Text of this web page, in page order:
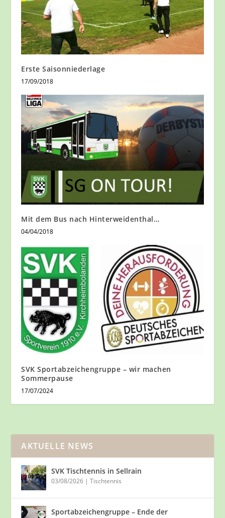
Erste Saisonniederlage
17/09/2018
Mit dem Bus nach Hinterweidenthal…
04/04/2018
SVK Sportabzeichengruppe – wir machen
Sommerpause
17/07/2024
AKTUELLE NEWS
SVK Tischtennis in Sellrain
03/08/2026 |Tischtennis
Sportabzeichengruppe – Ende der